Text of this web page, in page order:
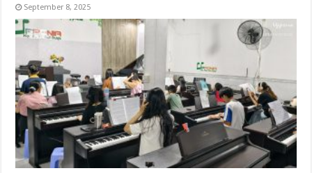
September 8, 2025